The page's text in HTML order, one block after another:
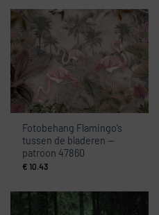
Fotobehang Flamingo’s
tussen de bladeren —
patroon 47860
€ 10.43